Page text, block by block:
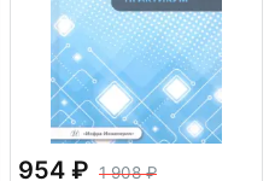
954
1 908